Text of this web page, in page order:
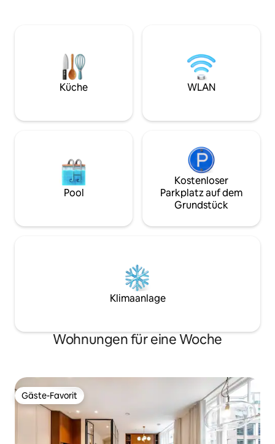
Theatern und Soho Nachtleben. Es gibt
einen schönen, weiten Blick über die
dänische Kirche und die Gärten.
Mehrere öffentliche Verkehrsmittel sind
Wohnzimmer.
Schlafzimmer
Einzelbetten
aufgestellt werden. Vollständig
mit eigenem
hervorragender
Küche WLAN
Pool
Kostenloser
Parkplatz auf dem
Grundstück
Klimaanlage
Wohnungen für eine Woche
Gäste-Favorit
Gäste-Favorit